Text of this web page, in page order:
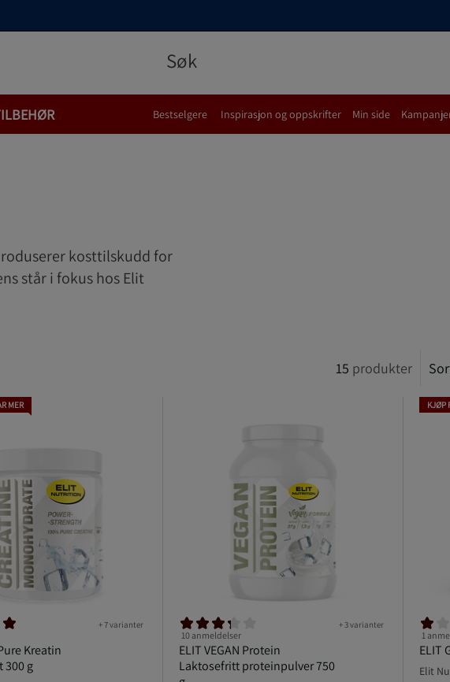
Bestselgere Inspirasjon og oppskrifter Min side
kosttilskudd for
står i fokus hos Elit
15 produkter
MER
Kreatin
300 g
+ 7 varianter
ELIT VEGAN Protein
Laktosefritt proteinpulver 750
+ 3 varianter
10 anmeldelser
KJØP
ELIT
1
Elit